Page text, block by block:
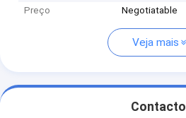
Preço Negotiatable
Veja mais
Contacto